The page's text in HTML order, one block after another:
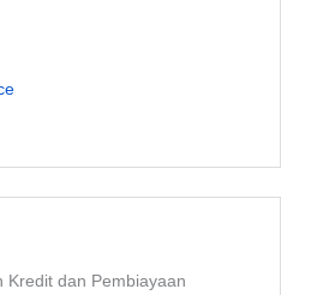
Kredit dan Pembiayaan